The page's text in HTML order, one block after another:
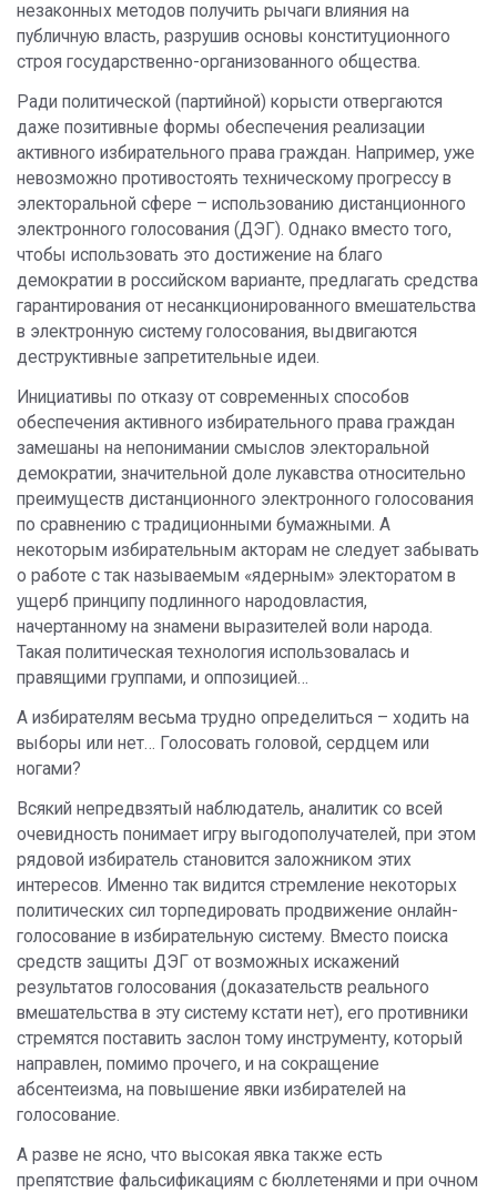
незаконных методов получить рычаги влияния на
публичную власть, разрушив основы конституционного
строя государственно-организованного общества.
Ради политической (партийной) корысти отвергаются
даже позитивные формы обеспечения реализации
активного избирательного права граждан. Например, уже
невозможно противостоять техническому прогрессу в
электоральной сфере – использованию дистанционного
электронного голосования (ДЭГ). Однако вместо того,
чтобы использовать это достижение на благо
демократии в российском варианте, предлагать средства
гарантирования от несанкционированного вмешательства
в электронную систему голосования, выдвигаются
деструктивные запретительные идеи.
Инициативы по отказу от современных способов
обеспечения активного избирательного права граждан
замешаны на непонимании смыслов электоральной
демократии, значительной доле лукавства относительно
преимуществ дистанционного электронного голосования
по сравнению с традиционными бумажными. А
некоторым избирательным акторам не следует забывать
о работе с так называемым «ядерным» электоратом в
ущерб принципу подлинного народовластия,
начертанному на знамени выразителей воли народа.
Такая политическая технология использовалась и
правящими группами, и оппозицией…
А избирателям весьма трудно определиться – ходить на
выборы или нет… Голосовать головой, сердцем или
ногами?
Всякий непредвзятый наблюдатель, аналитик со всей
очевидность понимает игру выгодополучателей, при этом
рядовой избиратель становится заложником этих
интересов. Именно так видится стремление некоторых
политических сил торпедировать продвижение онлайн-
голосование в избирательную систему. Вместо поиска
средств защиты ДЭГ от возможных искажений
результатов голосования (доказательств реального
вмешательства в эту систему кстати нет), его противники
стремятся поставить заслон тому инструменту, который
направлен, помимо прочего, и на сокращение
абсентеизма, на повышение явки избирателей на
голосование.
А разве не ясно, что высокая явка также есть
препятствие фальсификациям с бюллетенями и при очном